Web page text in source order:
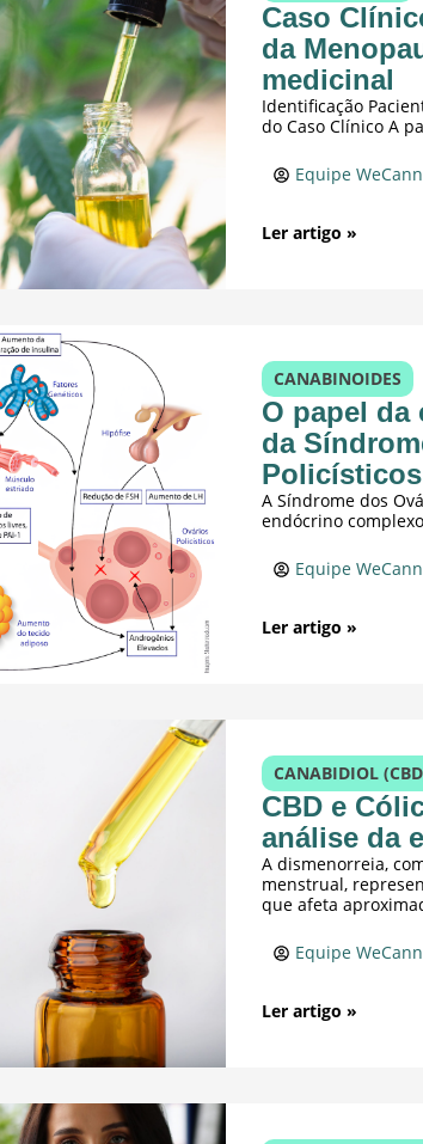
Caso
da
medicinal
Identificação
do Caso Clínico A
Equipe WeCann
Ler artigo »
CANABINOIDES
O papel da
da
Policísticos
A Síndrome dos
endócrino
Equipe WeCann
Ler artigo »
CANABIDIOL
CBD e
análise da
A dismenorreia,
menstrual,
que afeta
Equipe WeCann
Ler artigo »